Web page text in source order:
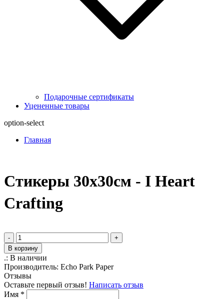
Подарочные сертификаты
Уцененные товары
option-select
Главная
Стикеры 30х30см - I Heart
Crafting
-
+
В корзину
.: В наличии
Производитель: Echo Park Paper
Отзывы
Оставьте первый отзыв! Написать отзыв
Имя *